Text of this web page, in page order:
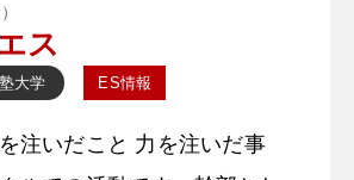
を入れた経験は、「長期イン
営業活動で、組織一位の成績
ていた」ことです。 最初
業で2名しか契約をとること
ス
大学 ES情報
こと 力を注いだ事